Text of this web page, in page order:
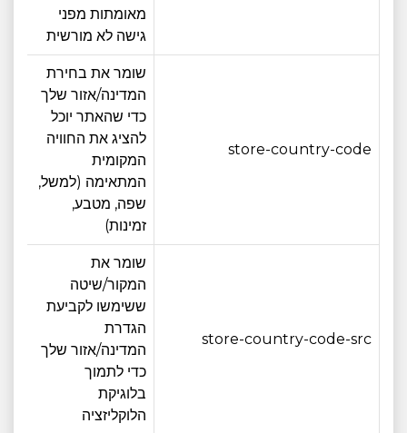
מאומתות מפני
גישה לא מורשית
store-country-code
שומר את בחירת
המדינה/אזור שלך
כדי שהאתר יוכל
להציג את החוויה
המקומית
המתאימה (למשל,
שפה, מטבע,
זמינות)
store-country-code-src
שומר את
המקור/שיטה
ששימשו לקביעת
הגדרת
המדינה/אזור שלך
כדי לתמוך
בלוגיקת
הלוקליזציה